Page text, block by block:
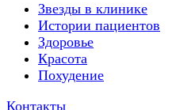
Звезды в клинике
Истории пациентов
Здоровье
Красота
Похудение
Контакты